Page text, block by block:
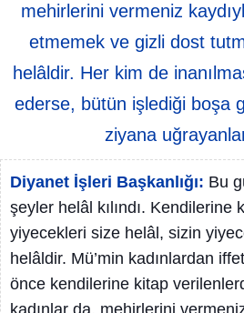
mehirlerini vermeniz
etmemek ve gizli dost
helâldir. Her kim de
ederse, bütün işlediği boşa
ziyana
Diyanet İşleri Başkanlığı: Bu
şeyler helâl kılındı. Kendilerine
yiyecekleri size helâl, sizin
helâldir. Mü’min kadınlardan
önce kendilerine kitap
kadınlar da, mehirlerini